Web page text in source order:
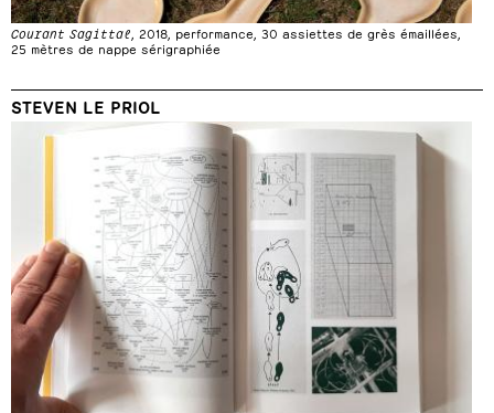
Courant Sagittal , 2018, performance, 30 assiettes de grès émaillées,
25 mètres de nappe sérigraphiée
STEVEN LE PRIOL